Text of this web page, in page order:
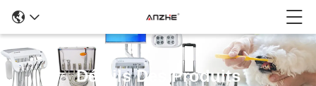
Détails Des Produits